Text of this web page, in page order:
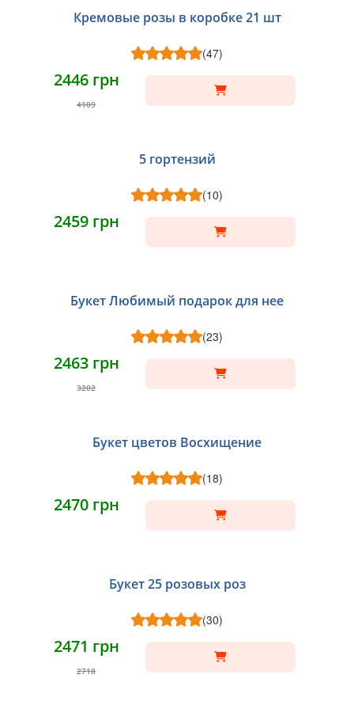
Кремовые розы в коробке 21 шт
(47)
2446 грн
4109
5 гортензий
(10)
2459 грн
Букет Любимый подарок для нее
(23)
2463 грн
3202
Букет цветов Восхищение
(18)
2470 грн
Букет 25 розовых роз
(30)
2471 грн
2718